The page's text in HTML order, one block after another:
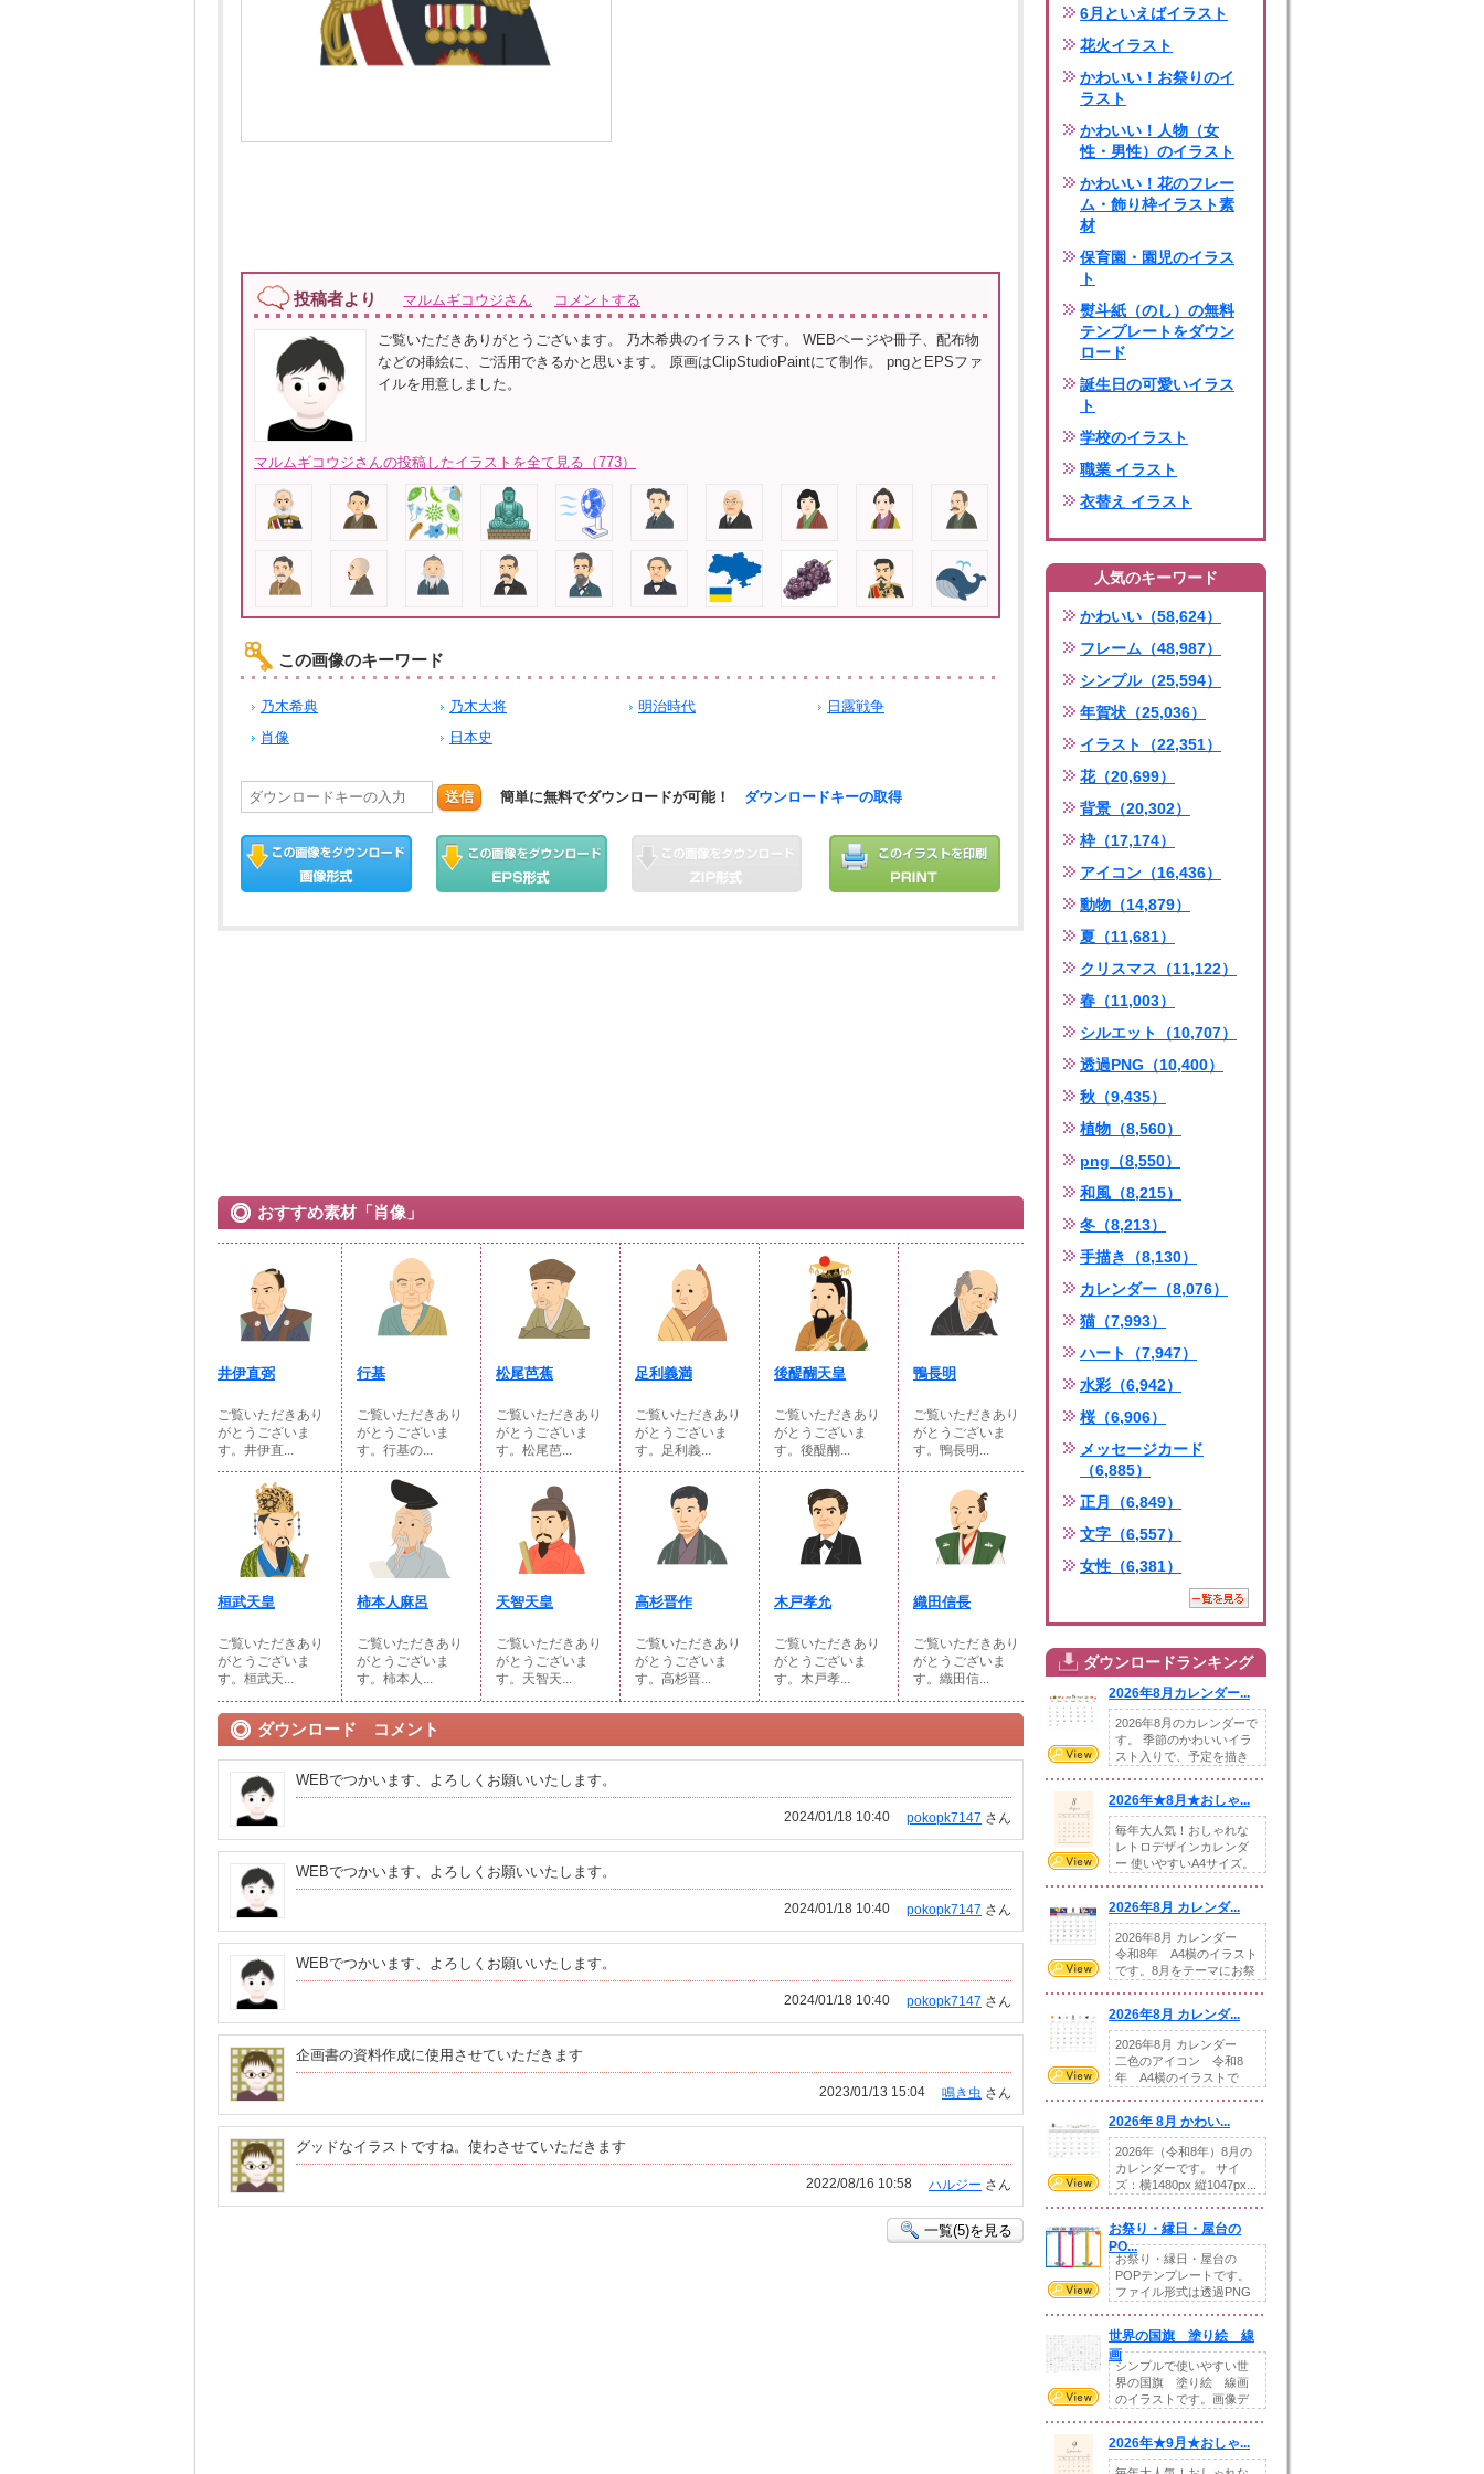
投稿者より マルムギコウジさん コメントする
ご覧いただきありがとうございます。 乃木希典のイラストです。 WEBページや冊子、配布物
などの挿絵に、ご活用できるかと思います。 原画はClipStudioPaintにて制作。 pngとEPSファ
イルを用意しました。
マルムギコウジさんの投稿したイラストを全て見る（773）
この画像のキーワード
乃木希典 乃木大将 明治時代
日露戦争
肖像
日本史
送信 簡単に無料でダウンロードが可能！ ダウンロードキーの取得
おすすめ素材「肖像」
井伊直弼
ご覧いただきあり
がとうございま
す。井伊直...
行基
ご覧いただきあり
がとうございま
す。行基の...
松尾芭蕉
ご覧いただきあり
がとうございま
す。松尾芭...
足利義満
ご覧いただきあり
がとうございま
す。足利義...
後醍醐天皇
ご覧いただきあり
がとうございま
す。後醍醐...
鴨長明
ご覧いただきあり
がとうございま
す。鴨長明...
桓武天皇
ご覧いただきあり
がとうございま
す。桓武天...
柿本人麻呂
ご覧いただきあり
がとうございま
す。柿本人...
天智天皇
ご覧いただきあり
がとうございま
す。天智天...
高杉晋作
ご覧いただきあり
がとうございま
す。高杉晋...
木戸孝允
ご覧いただきあり
がとうございま
す。木戸孝...
織田信長
ご覧いただきあり
がとうございま
す。織田信...
ダウンロード コメント
WEBでつかいます、よろしくお願いいたします。
pokopk7147 さん
2024/01/18 10:40
WEBでつかいます、よろしくお願いいたします。
pokopk7147 さん
2024/01/18 10:40
WEBでつかいます、よろしくお願いいたします。
pokopk7147 さん
2024/01/18 10:40
企画書の資料作成に使用させていただきます
鳴き虫 さん
2023/01/13 15:04
グッドなイラストですね。使わさせていただきます
ハルジー さん
2022/08/16 10:58
一覧(5)を見る
6月といえばイラスト
花火イラスト
かわいい！お祭りのイ
ラスト
かわいい！人物（女
性・男性）のイラスト
かわいい！花のフレー
ム・飾り枠イラスト素
材
保育園・園児のイラス
ト
熨斗紙（のし）の無料
テンプレートをダウン
ロード
誕生日の可愛いイラス
ト
学校のイラスト
職業 イラスト
衣替え イラスト
人気のキーワード
かわいい（58,624）
フレーム（48,987）
シンプル（25,594）
年賀状（25,036）
イラスト（22,351）
花（20,699）
背景（20,302）
枠（17,174）
アイコン（16,436）
動物（14,879）
夏（11,681）
クリスマス（11,122）
春（11,003）
シルエット（10,707）
透過PNG（10,400）
秋（9,435）
植物（8,560）
png（8,550）
和風（8,215）
冬（8,213）
手描き（8,130）
カレンダー（8,076）
猫（7,993）
ハート（7,947）
水彩（6,942）
桜（6,906）
メッセージカード
（6,885）
正月（6,849）
文字（6,557）
女性（6,381）
ダウンロードランキング
2026年8月カレンダー...
2026年8月のカレンダーで
す。 季節のかわいいイラ
スト入りで、予定を描き
2026年★8月★おしゃ...
毎年大人気！おしゃれな
レトロデザインカレンダ
ー 使いやすいA4サイズ。
2026年8月 カレンダ...
2026年8月 カレンダー
令和8年 A4横のイラスト
です。8月をテーマにお祭
2026年8月 カレンダ...
2026年8月 カレンダー
二色のアイコン 令和8
年 A4横のイラストで
2026年 8月 かわい...
2026年（令和8年）8月の
カレンダーです。 サイ
ズ：横1480px 縦1047px...
お祭り・縁日・屋台の
PO...
お祭り・縁日・屋台の
POPテンプレートです。
ファイル形式は透過PNG
世界の国旗 塗り絵 線
画
シンプルで使いやすい世
界の国旗 塗り絵 線画
のイラストです。画像デ
2026年★9月★おしゃ...